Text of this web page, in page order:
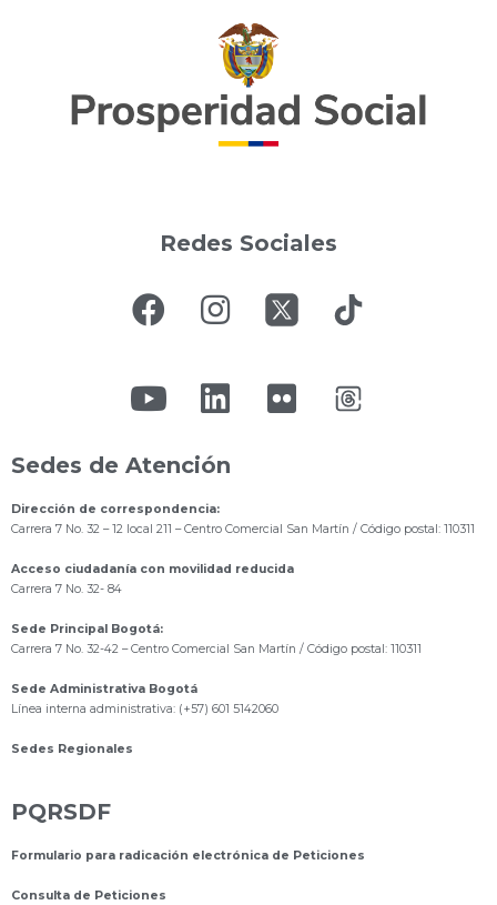
Redes Sociales
Sedes de Atención
Dirección de correspondencia:
Carrera 7 No. 32 – 12 local 211 – Centro Comercial San Martín / Código postal: 110311
Acceso ciudadanía con movilidad reducida
Carrera 7 No. 32- 84
Sede Principal Bogotá:
Carrera 7 No. 32-42 – Centro Comercial San Martín / Código postal: 110311
Sede Administrativa Bogotá
Línea interna administrativa: (+57) 601 5142060
Sedes Regionales
PQRSDF
Formulario para radicación electrónica de Peticiones
Consulta de Peticiones